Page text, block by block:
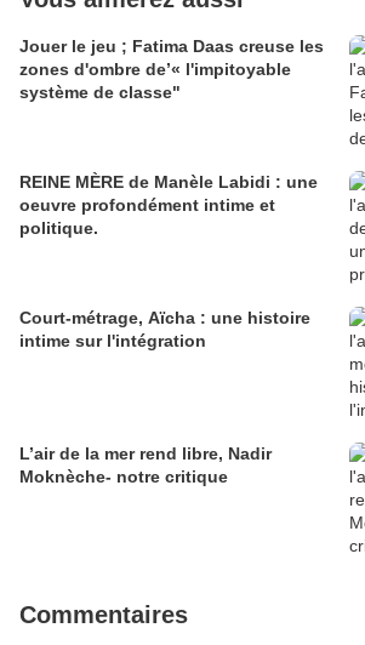
Jouer le jeu ; Fatima Daas creuse les
zones d'ombre de’« l'impitoyable
système de classe"
REINE MÈRE de Manèle Labidi : une
oeuvre profondément intime et
politique.
Court-métrage, Aïcha : une histoire
intime sur l'intégration
L’air de la mer rend libre, Nadir
Moknèche- notre critique
Commentaires